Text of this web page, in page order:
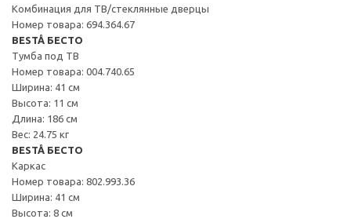
Комбинация для ТВ/стеклянные дверцы
Номер товара: 694.364.67
BESTÅ БЕСТО
Тумба под ТВ
Номер товара: 004.740.65
Ширина: 41 см
Высота: 11 см
Длина: 186 см
Вес: 24.75 кг
BESTÅ БЕСТО
Каркас
Номер товара: 802.993.36
Ширина: 41 см
Высота: 8 см